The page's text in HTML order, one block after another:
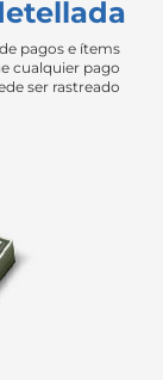
pagos e ítems
cualquier pago
ser rastreado